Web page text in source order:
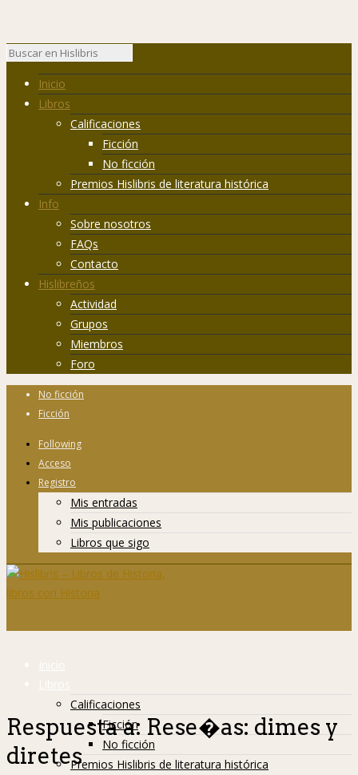
Inicio
Libros
Calificaciones
Ficción
No ficción
Premios Hislibris de literatura histórica
Info
Sobre nosotros
FAQs
Contacto
Hislibreños
Actividad
Grupos
Miembros
Foro
No ficción
Ficción
Following
Acceso
Registro
Mis entradas
Mis publicaciones
Libros que sigo
Inicio
Libros
Calificaciones
Ficción
No ficción
Premios Hislibris de literatura histórica
Respuesta a: Rese�as: dimes y
diretes